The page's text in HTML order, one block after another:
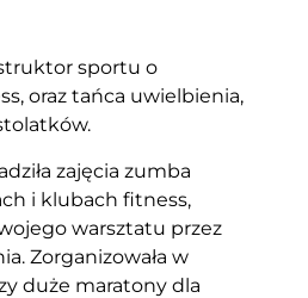
sportu o
oraz tańca uwielbienia,
zajęcia zumba
i klubach fitness,
warsztatu przez
Zorganizowała w
duże maratony dla